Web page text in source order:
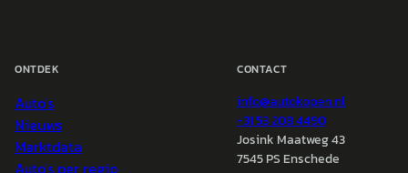
ONTDEK
Auto's
Nieuws
Marktdata
Auto's per regio
CONTACT
info@autokopen.nl
+31 53 208 4490
Josink Maatweg 43
7545 PS Enschede